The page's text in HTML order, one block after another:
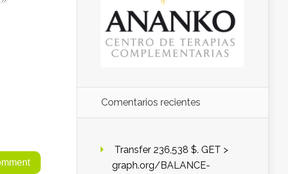
Comentarios recientes
️ Transfer 236,538 $. GET >
graph.org/BALANCE-